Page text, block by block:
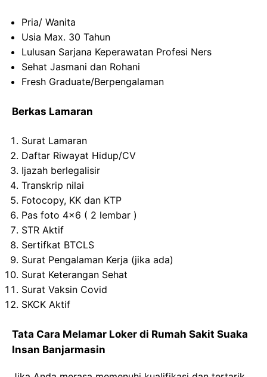
Pria/ Wanita
Usia Max. 30 Tahun
Lulusan Sarjana Keperawatan Profesi Ners
Sehat Jasmani dan Rohani
Fresh Graduate/Berpengalaman
Berkas Lamaran
Surat Lamaran
Daftar Riwayat Hidup/CV
Ijazah berlegalisir
Transkrip nilai
Fotocopy, KK dan KTP
Pas foto 4×6 ( 2 lembar )
STR Aktif
Sertifkat BTCLS
Surat Pengalaman Kerja (jika ada)
Surat Keterangan Sehat
Surat Vaksin Covid
SKCK Aktif
Tata Cara Melamar Loker di Rumah Sakit Suaka
Insan Banjarmasin